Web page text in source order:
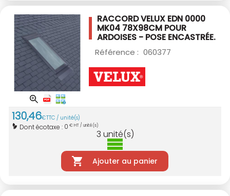
RACCORD VELUX EDN 0000
MK04 78X98CM POUR
ARDOISES - POSE ENCASTRÉE.
Référence : 060377
130,46€TTC / unité(s)
Dont écotaxe : 0 € HT / unité(s)
3 unité(s)
Ajouter au panier